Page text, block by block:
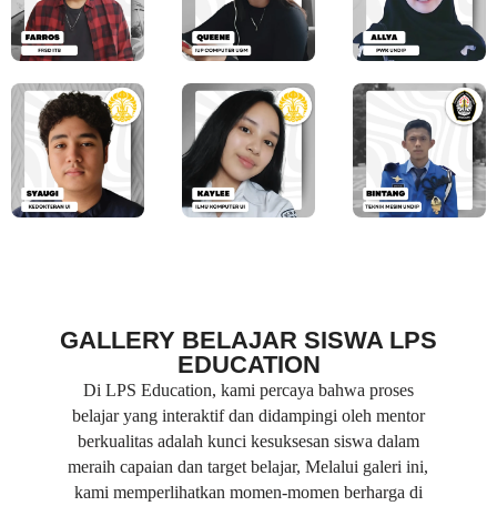
GALLERY BELAJAR SISWA LPS
EDUCATION
Di LPS Education, kami percaya bahwa proses
belajar yang interaktif dan didampingi oleh mentor
berkualitas adalah kunci kesuksesan siswa dalam
meraih capaian dan target belajar, Melalui galeri ini,
kami memperlihatkan momen-momen berharga di